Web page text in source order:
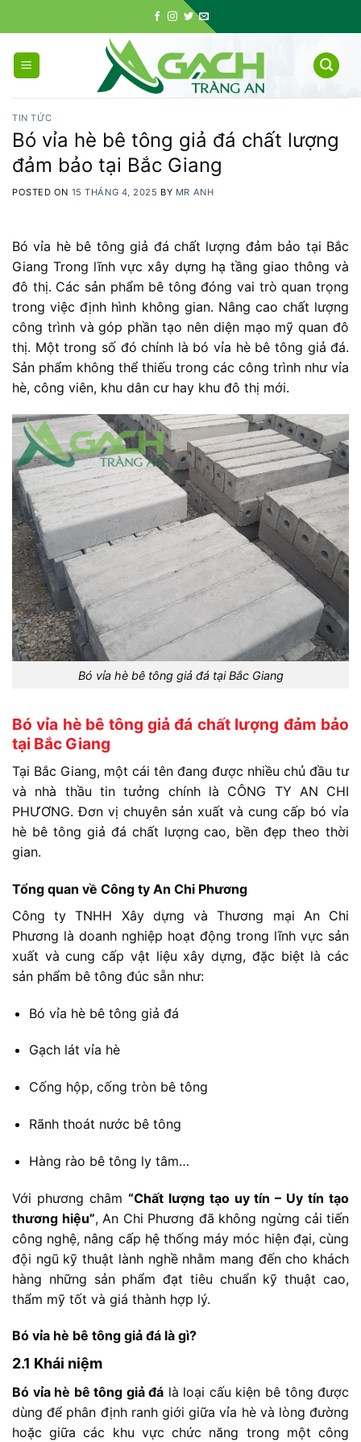
to
content
TIN TỨC
Bó vỉa hè bê tông giả đá chất lượng
đảm bảo tại Bắc Giang
POSTED ON 15 THÁNG 4, 2025 BY MR ANH
Bó vỉa hè bê tông giả đá chất lượng đảm bảo tại Bắc
Giang Trong lĩnhvực xây dựng hạ tầng giao thôngvà
đô thị. Các sản phẩm bê tôngđóngvai tròquantrọng
trongviệcđịnh hình không gian. Nâng cao chất lượng
công trình vàgóp phầntạo nên diện mạo mỹquanđô
thị. Mộttrong số đóchính là bó vỉa hè bê tông giảđá.
Sản phẩm không thể thiếu trong các công trình như vỉa
hè, công viên, khu dân cư hay khu đô thị mới.
Bó vỉa hè bê tông giả đá tại Bắc Giang
Bó vỉa hè bê tông giả đá chất lượng đảm bảo
tại Bắc Giang
Tại Bắc Giang, một cái tên đang được nhiều chủ đầu tư
và nhà thầu tintưởng chính là CÔNG TY AN CHI
PHƯƠNG. Đơn vị chuyên sản xuất và cung cấp bó vỉa
hè bê tông giả đá chất lượngcao, bềnđẹptheothời
gian.
Tổng quan về Công ty An Chi Phương
CôngtyTNHH Xây dựngvàThương mại An Chi
Phương là doanh nghiệp hoạt động trong lĩnh vực sản
xuất vàcungcấp vật liệu xâydựng, đặc biệt làcác
sản phẩm bê tông đúc sẵn như:
Bó vỉa hè bê tông giả đá
Gạch lát vỉa hè
Cống hộp, cống tròn bê tông
Rãnh thoát nước bê tông
Hàng rào bê tông ly tâm…
Với phương châm “Chất lượng tạo uytín – Uytíntạo
thương hiệu”, An Chi Phương đã không ngừng cảitiến
công nghệ, nâng cấp hệthống máy móc hiện đại,cùng
đội ngũ kỹthuật lành nghề nhằm mang đếncho khách
hàng những sản phẩmđạt tiêu chuẩn kỹthuậtcao,
thẩm mỹ tốt và giá thành hợp lý.
Bó vỉa hè bê tông giả đá là gì?
2.1 Khái niệm
Bó vỉa hè bêtông giảđá là loại cấu kiện bê tôngđược
dùngđể phân định ranh giớigiữavỉa hè và lòngđường
hoặcgiữacác khu vựcchức năng trong mộtcông